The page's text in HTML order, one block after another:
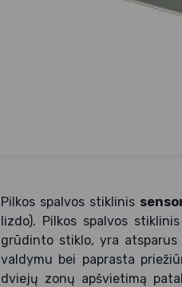
Pilkos spalvos stiklinis
lizdo). Pilkos spalvos stiklinis
grūdinto stiklo, yra
valdymu bei paprasta
dviejų zonų apšvietimą